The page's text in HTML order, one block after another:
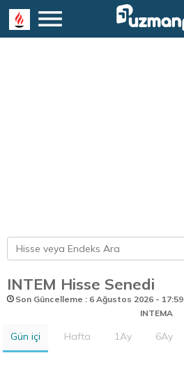
INTEM Hisse Senedi
Son Güncelleme : 6 Ağustos 2026 - 17:59
INTEMA
Gün içi Hafta 1Ay 6Ay